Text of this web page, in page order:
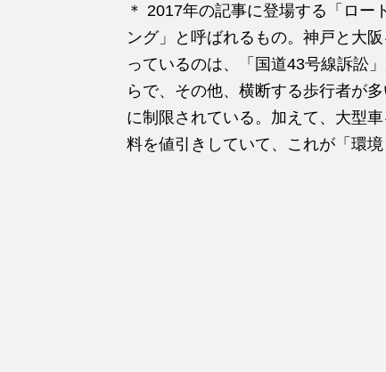
＊ 2017年の記事に登場する「ロ
ング」と呼ばれるもの。神戸と大
っているのは、「国道43号線訴訟
らで、その他、横断する歩行者が
に制限されている。加えて、大型
料を値引きしていて、これが「環